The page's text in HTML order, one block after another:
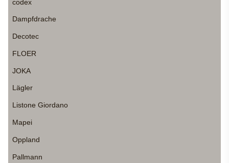
codex
Dampfdrache
Decotec
FLOER
JOKA
Lägler
Listone Giordano
Mapei
Oppland
Pallmann